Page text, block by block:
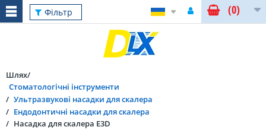
Фільтр (0)
Шлях
Стоматологічні інструменти
Ультразвукові насадки для скалера
Ендодонтичні насадки для скалера
Насадка для скалера E3D